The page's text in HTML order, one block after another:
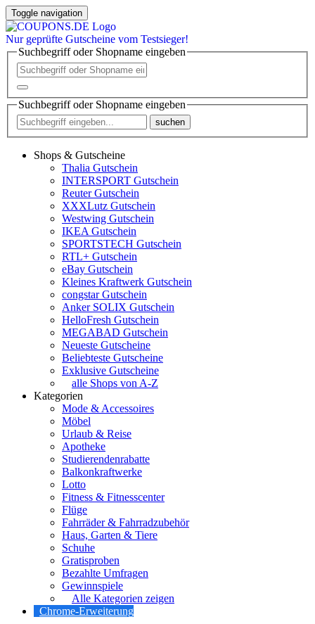
Toggle navigation
Nur geprüfte Gutscheine vom Testsieger!
Suchbegriff oder Shopname eingeben
Suchbegriff oder Shopname eingeben
suchen
Shops & Gutscheine
Thalia Gutschein
INTERSPORT Gutschein
Reuter Gutschein
XXXLutz Gutschein
Westwing Gutschein
IKEA Gutschein
SPORTSTECH Gutschein
RTL+ Gutschein
eBay Gutschein
Kleines Kraftwerk Gutschein
congstar Gutschein
Anker SOLIX Gutschein
HelloFresh Gutschein
MEGABAD Gutschein
Neueste Gutscheine
Beliebteste Gutscheine
Exklusive Gutscheine
alle Shops von A-Z
Kategorien
Mode & Accessoires
Möbel
Urlaub & Reise
Apotheke
Studierendenrabatte
Balkonkraftwerke
Lotto
Fitness & Fitnesscenter
Flüge
Fahrräder & Fahrradzubehör
Haus, Garten & Tiere
Schuhe
Gratisproben
Bezahlte Umfragen
Gewinnspiele
Alle Kategorien zeigen
Chrome-Erweiterung